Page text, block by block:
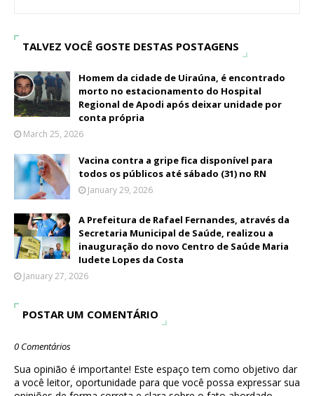
TALVEZ VOCÊ GOSTE DESTAS POSTAGENS
Homem da cidade de Uiraúna, é encontrado
morto no estacionamento do Hospital
Regional de Apodi após deixar unidade por
conta própria
March 25, 2026
Vacina contra a gripe fica disponível para
todos os públicos até sábado (31) no RN
January 29, 2026
A Prefeitura de Rafael Fernandes, através da
Secretaria Municipal de Saúde, realizou a
inauguração do novo Centro de Saúde Maria
Iudete Lopes da Costa
January 27, 2026
POSTAR UM COMENTÁRIO
0 Comentários
Sua opinião é importante! Este espaço tem como objetivo dar
a você leitor, oportunidade para que você possa expressar sua